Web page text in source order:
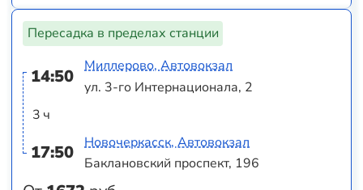
Пересадка в пределах станции
14:50
3 ч
17:50
Миллерово, Автовокзал
ул. 3-го Интернационала, 2
Новочеркасск, Автовокзал
Баклановский проспект, 196